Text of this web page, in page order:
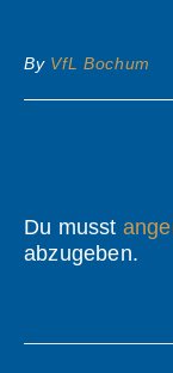
By VfL Bochum
Du musst
abzugeben.